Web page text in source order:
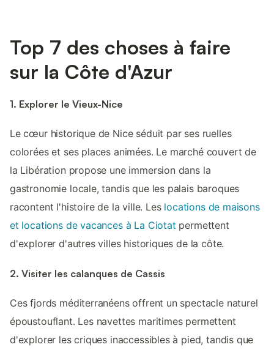
Top 7 des choses à faire
sur la Côte d'Azur
1. Explorer le Vieux-Nice
Le cœur historique de Nice séduit par ses ruelles
colorées et ses places animées. Le marché couvert de
la Libération propose une immersion dans la
gastronomie locale, tandis que les palais baroques
racontent l'histoire de la ville. Les locations de maisons
et locations de vacances à La Ciotat permettent
d'explorer d'autres villes historiques de la côte.
2. Visiter les calanques de Cassis
Ces fjords méditerranéens offrent un spectacle naturel
époustouflant. Les navettes maritimes permettent
d'explorer les criques inaccessibles à pied, tandis que